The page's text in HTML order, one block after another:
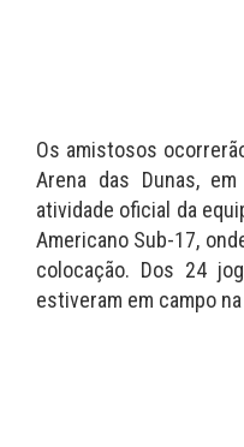
Os amistosos
Arena das Dunas,
atividade oficial da
Americano Sub-17,
colocação. Dos 24
estiveram em campo